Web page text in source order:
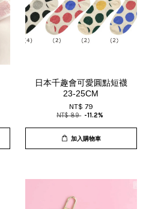
日本千趣會可愛圓點短襪
23-25CM
NT$ 79
NT$ 89 -11.2%
加入購物車